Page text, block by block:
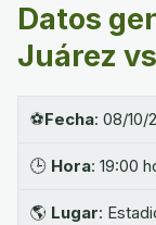
Datos
Juárez
⚽Fecha: 08/10/
🕒 Hora: 19:00
🌎 Lugar: